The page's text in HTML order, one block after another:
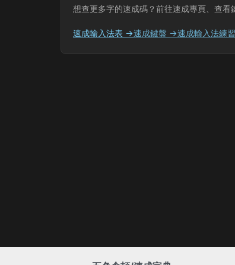
想查更多字的速成碼？前往速成專頁、查看
速成輸入法表 →速成鍵盤 →速成輸入法練